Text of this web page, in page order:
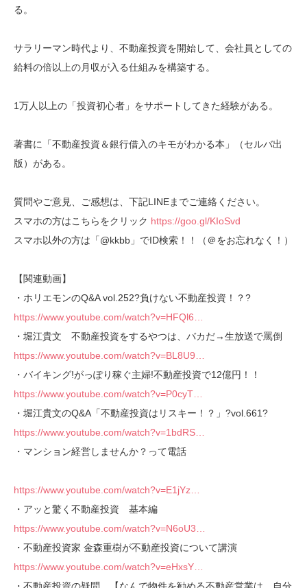
る。
サラリーマン時代より、不動産投資を開始して、会社員としての
給料の倍以上の月収が入る仕組みを構築する。
1万人以上の「投資初心者」をサポートしてきた経験がある。
著書に「不動産投資＆銀行借入のキモがわかる本」（セルバ出
版）がある。
質問やご意見、ご感想は、下記LINEまでご連絡ください。
スマホの方はこちらをクリック https://goo.gl/KIoSvd
スマホ以外の方は「@kkbb」でID検索！！（＠をお忘れなく！）
【関連動画】
・ホリエモンのQ&A vol.252?負けない不動産投資！？?
https://www.youtube.com/watch?v=HFQl6…
・堀江貴文 不動産投資をするやつは、バカだ→生放送で罵倒
https://www.youtube.com/watch?v=BL8U9…
・バイキング!がっぽり稼ぐ主婦!不動産投資で12億円！！
https://www.youtube.com/watch?v=P0cyT…
・堀江貴文のQ&A「不動産投資はリスキー！？」?vol.661?
https://www.youtube.com/watch?v=1bdRS…
・マンション経営しませんか？って電話
https://www.youtube.com/watch?v=E1jYz…
・アッと驚く不動産投資 基本編
https://www.youtube.com/watch?v=N6oU3…
・不動産投資家 金森重樹が不動産投資について講演
https://www.youtube.com/watch?v=eHxsY…
・不動産投資の疑問 【なんで物件を勧める不動産営業は、自分